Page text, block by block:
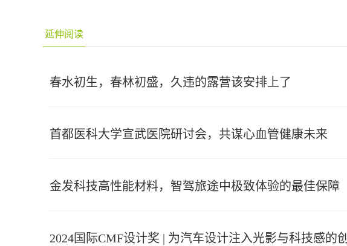
延伸阅读
春水初生，春林初盛，久违的露营该安排上了
首都医科大学宣武医院研讨会，共谋心血管健康未来
金发科技高性能材料，智驾旅途中极致体验的最佳保障
2024国际CMF设计奖 | 为汽车设计注入光影与科技感的创